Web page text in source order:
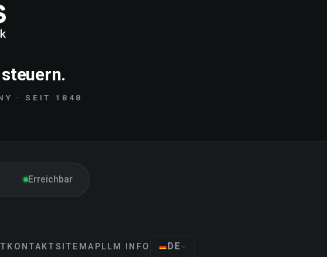
· SEIT 1848
Erreichbar
KONTAKT SITEMAP LLM INFO DE